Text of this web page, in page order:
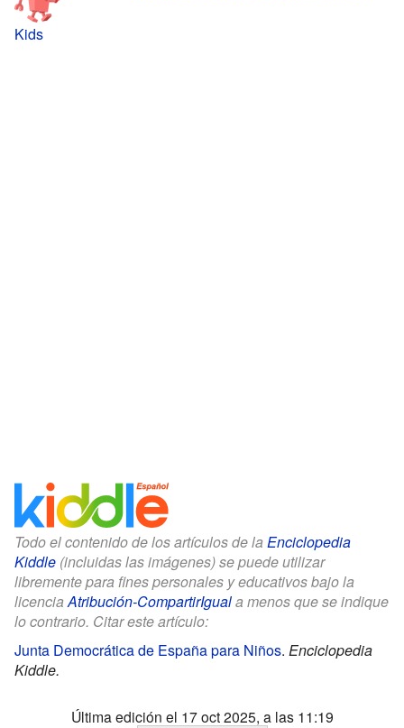
Kids
Todo el contenido de los artículos de la Enciclopedia
Kiddle (incluidas las imágenes) se puede utilizar
libremente para fines personales y educativos bajo la
licenciaAtribución-CompartirIguala menos que se indique
lo contrario. Citar este artículo:
Junta Democrática de España para Niños. Enciclopedia
Kiddle.
Última edición el 17 oct 2025, a las 11:19